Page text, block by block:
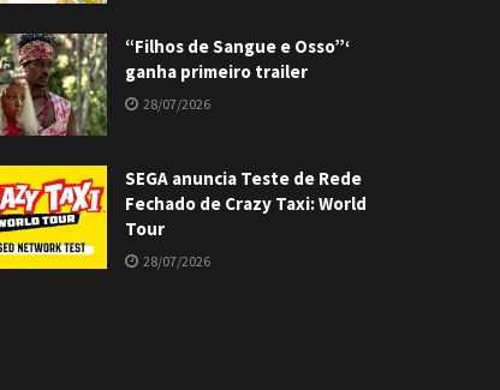
“Filhos de Sangue e Osso”‘
ganha primeiro trailer
28/07/2026
SEGA anuncia Teste de Rede
Fechado de Crazy Taxi: World
Tour
28/07/2026